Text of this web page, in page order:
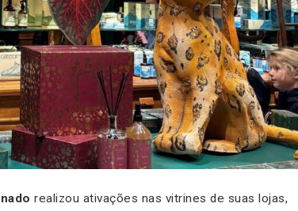
realizou ativações nas vitrines de suas lojas,